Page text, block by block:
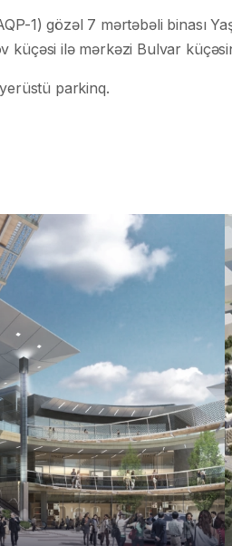
1) gözəl 7 mərtəbəli binası
ilə mərkəzi Bulvar
yerüstü parkinq.